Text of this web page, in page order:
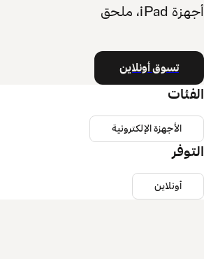
أجهزة iPad، ملحق
تسوق أونلاين
الفئات
الأجهزة الإلكترونية
التوفر
أونلاين